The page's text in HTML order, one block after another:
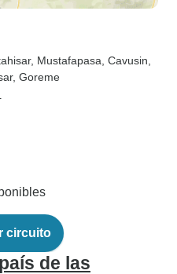
, Mustafapasa , Cavusin
, Goreme
circuito
de las